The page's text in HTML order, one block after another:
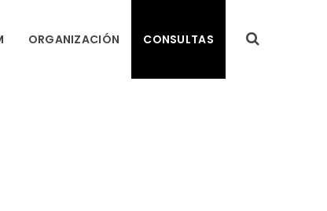
ORGANIZACIÓN CONSULTAS